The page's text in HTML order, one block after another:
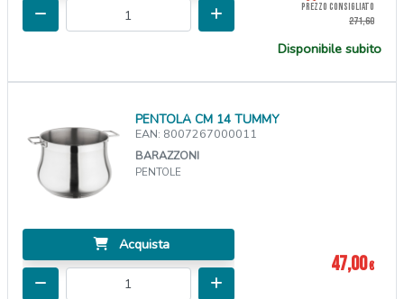
PREZZO CONSIGLIATO
271,60
Disponibile subito
PENTOLA CM 14 TUMMY
EAN: 8007267000011
BARAZZONI
PENTOLE
Acquista
47,00€